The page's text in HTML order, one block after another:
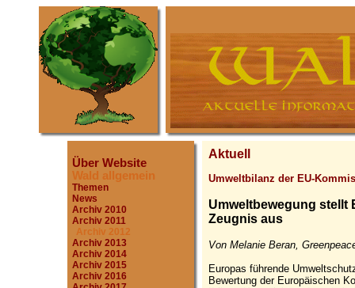
Über Website
Wald allgemein
Themen
News
Archiv 2010
Archiv 2011
Archiv 2012
Archiv 2013
Archiv 2014
Archiv 2015
Archiv 2016
Aktuell
Umweltbilanz der EU-
Umweltbewegung stellt
Zeugnis aus
Von Melanie Beran,
Europas führende
Bewertung der Europäischen